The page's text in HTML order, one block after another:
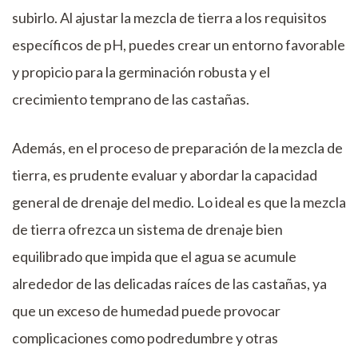
subirlo. Al ajustar la mezcla de tierra a los requisitos
específicos de pH, puedes crear un entorno favorable
y propicio para la germinación robusta y el
crecimiento temprano de las castañas.
Además, en el proceso de preparación de la mezcla de
tierra, es prudente evaluar y abordar la capacidad
general de drenaje del medio. Lo ideal es que la mezcla
de tierra ofrezca un sistema de drenaje bien
equilibrado que impida que el agua se acumule
alrededor de las delicadas raíces de las castañas, ya
que un exceso de humedad puede provocar
complicaciones como podredumbre y otras